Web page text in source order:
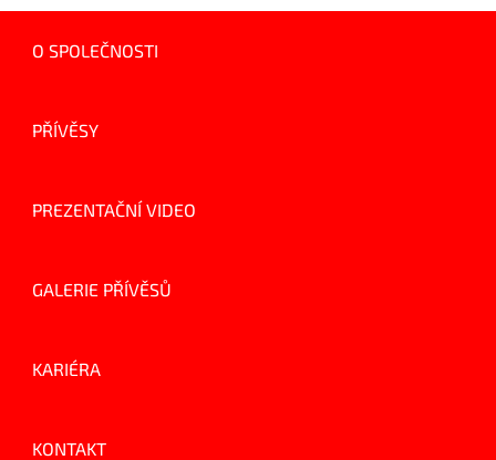
O SPOLEČNOSTI
PŘÍVĚSY
PREZENTAČNÍ VIDEO
GALERIE PŘÍVĚSŮ
KARIÉRA
KONTAKT